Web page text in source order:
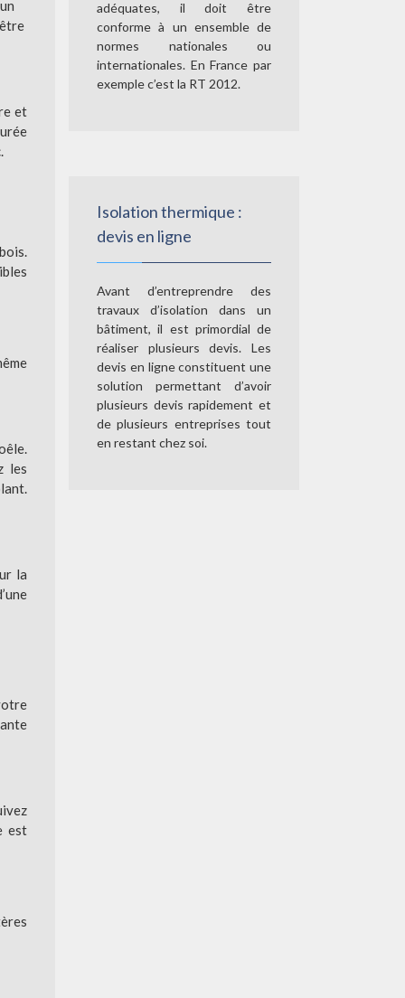
et
les
la
est
adéquates, il doit être
conforme à un ensemble de
normes nationales ou
internationales. En France par
exemple c’est la RT 2012.
Isolation thermique :
devis en ligne
Avant d’entreprendre des
travaux d’isolation dans un
bâtiment, il est primordial de
réaliser plusieurs devis. Les
devis en ligne constituent une
solution permettant d’avoir
plusieurs devis rapidement et
de plusieurs entreprises tout
en restant chez soi.